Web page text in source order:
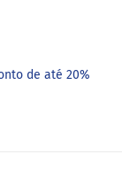
de até 20%